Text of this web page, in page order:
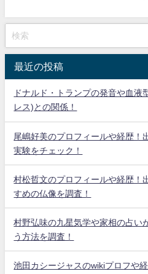
最近の投稿
ドナルド・トランプの発音や血液
レス)との関係！
尾嶋好美のプロフィールや経歴！
実験をチェック！
村松哲文のプロフィールや経歴！
すめの仏像を調査！
村野弘味の九星気学や家相の占い
う方法を調査！
池田カシージャスのwikiプロフや